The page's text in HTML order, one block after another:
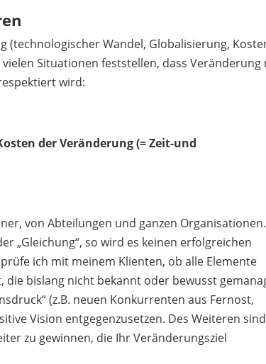
(technologischer Wandel, Globalisierung,
Situationen feststellen, dass Veränderung
wird:
der Veränderung (= Zeit-und
von Abteilungen und ganzen Organisationen.
„Gleichung“, so wird es keinen erfolgreichen
prüfe ich mit meinem Klienten, ob alle Elemente
bislang nicht bekannt oder bewusst
(z.B. neuen Konkurrenten aus Fernost,
Vision entgegenzusetzen. Des Weiteren
zu gewinnen, die Ihr Veränderungsziel